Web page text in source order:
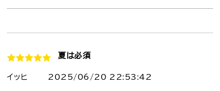
夏は必須
イッヒ 2025/06/20 22:53:42